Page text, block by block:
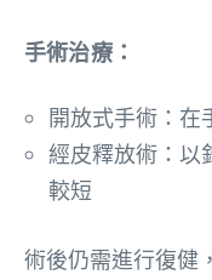
手術治療：
開放式手術：在
經皮釋放術：以
較短
術後仍需進行復健